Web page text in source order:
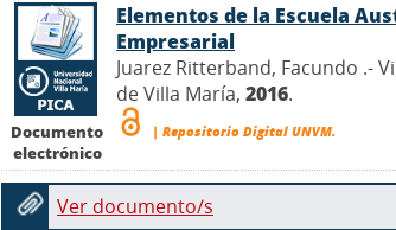
Documento
electrónico
Elementos de la Escuela
Empresarial
Juarez Ritterband, Facundo .-
de Villa María, 2016.
| Repositorio Digital UNVM.
Ver documento/s